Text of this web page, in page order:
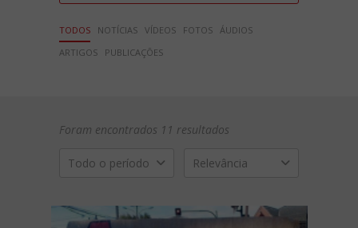
TODOS NOTÍCIAS VÍDEOS FOTOS ÁUDIOS
ARTIGOS
PUBLICAÇÕES
Foram encontrados 11 resultados
Todo o período Relevância